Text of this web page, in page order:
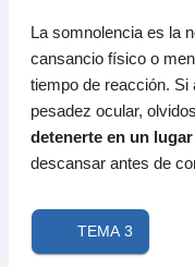
La somnolencia es la
cansancio físico o
tiempo de reacción.
pesadez ocular,
detenerte en un
descansar antes de
TEMA 3